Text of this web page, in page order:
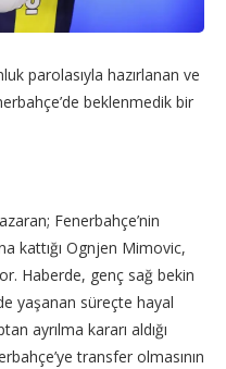
parolasıyla hazırlanan ve
beklenmedik bir
Fenerbahçe’nin
kattığı Ognjen Mimovic,
Haberde, genç sağ bekin
yaşanan süreçte hayal
ayrılma kararı aldığı
transfer olmasının